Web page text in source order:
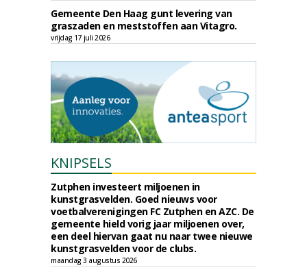
Gemeente Den Haag gunt levering van
graszaden en meststoffen aan Vitagro.
vrijdag 17 juli 2026
KNIPSELS
Zutphen investeert miljoenen in
kunstgrasvelden. Goed nieuws voor
voetbalverenigingen FC Zutphen en AZC. De
gemeente hield vorig jaar miljoenen over,
een deel hiervan gaat nu naar twee nieuwe
kunstgrasvelden voor de clubs.
maandag 3 augustus 2026